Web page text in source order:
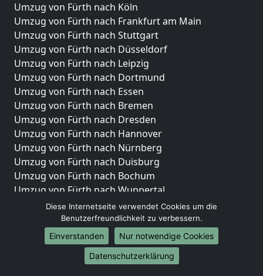
Umzug von Fürth nach Köln
Umzug von Fürth nach Frankfurt am Main
Umzug von Fürth nach Stuttgart
Umzug von Fürth nach Düsseldorf
Umzug von Fürth nach Leipzig
Umzug von Fürth nach Dortmund
Umzug von Fürth nach Essen
Umzug von Fürth nach Bremen
Umzug von Fürth nach Dresden
Umzug von Fürth nach Hannover
Umzug von Fürth nach Nürnberg
Umzug von Fürth nach Duisburg
Umzug von Fürth nach Bochum
Umzug von Fürth nach Wuppertal
Umzug von Fürth nach Bielefeld
Umzug von Fürth nach Bonn
Umzug von Fürth nach Münster
Internationale-Umzüge
Diese Internetseite verwendet Cookies um die
Benutzerfreundlichkeit zu verbessern.
Einverstanden
Nur notwendige Cookies
Datenschutzerklärung